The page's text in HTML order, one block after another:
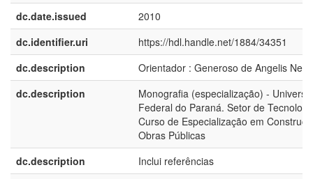
dc.date.issued
2010
dc.identifier.uri
https://hdl.handle.net/1884/34351
dc.description
Orientador : Generoso de Angelis Neto
dc.description
Monografia (especialização) -
Federal do Paraná. Setor de
Curso de Especialização em
Obras Públicas
dc.description
Inclui referências